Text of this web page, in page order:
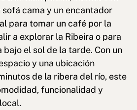
sofá cama y un encantador
para tomar un café por la
a explorar la Ribeira o para
el sol de la tarde. Con un
y una ubicación
de la ribera del río, este
funcionalidad y